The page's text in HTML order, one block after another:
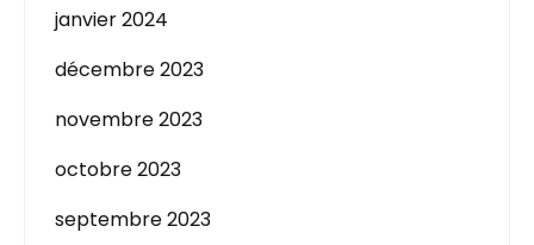
janvier 2024
décembre 2023
novembre 2023
octobre 2023
septembre 2023